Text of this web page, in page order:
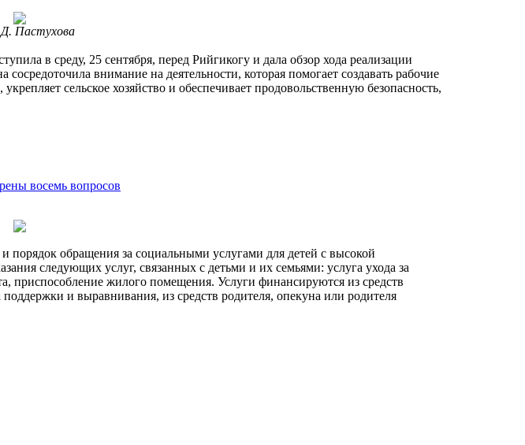
Пастухова
в среду, 25 сентября, перед Рийгикогу и дала обзор хода реализации
внимание на деятельности, которая помогает создавать рабочие
сельское хозяйство и обеспечивает продовольственную безопасность,
восемь вопросов
порядок обращения за социальными услугами для детей с высокой
следующих услуг, связанных с детьми и их семьями: услуга ухода за
приспособление жилого помещения. Услуги финансируются из средств
и выравнивания, из средств родителя, опекуна или родителя